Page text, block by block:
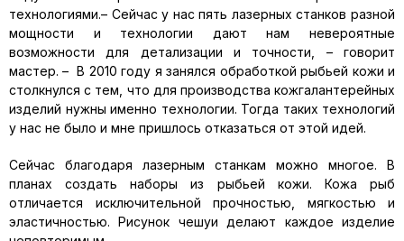
технологиями.– Сейчас у нас пять лазерных станков разной
мощности и технологии дают нам невероятные
возможности для детализации и точности, – говорит
мастер. – В 2010 году я занялся обработкой рыбьей кожи и
столкнулся с тем, что для производства кожгалантерейных
изделий нужны именно технологии. Тогда таких технологий
у нас не было и мне пришлось отказаться от этой идей.
Сейчас благодаря лазерным станкам можно многое. В
планах создать наборы из рыбьей кожи. Кожа рыб
отличается исключительной прочностью, мягкостью и
эластичностью. Рисунок чешуи делают каждое изделие